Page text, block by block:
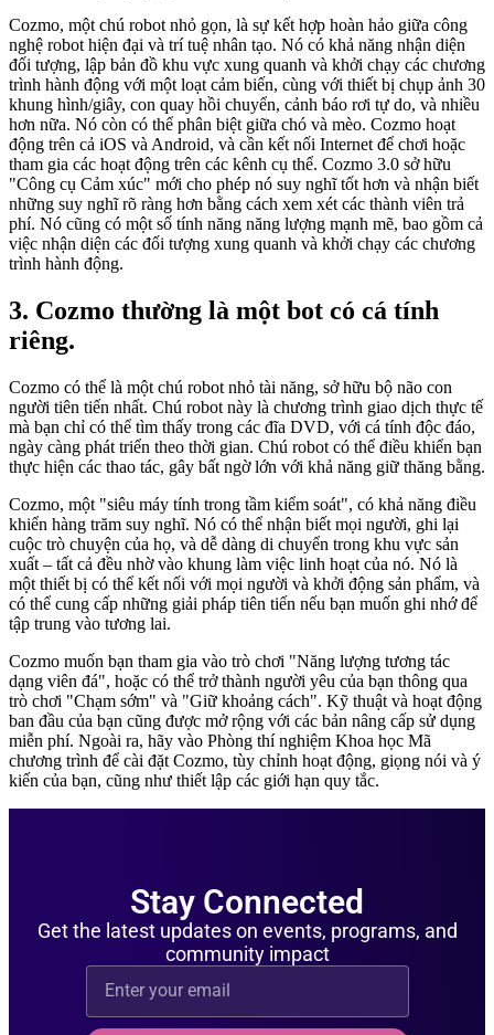
Cozmo, một chú robot nhỏ gọn, là sự kết hợp hoàn hảo giữa công
nghệ robot hiện đại và trí tuệ nhân tạo. Nó có khả năng nhận diện
đối tượng, lập bản đồ khu vực xung quanh và khởi chạy các chương
trình hành động với một loạt cảm biến, cùng với thiết bị chụp ảnh 30
khung hình/giây, con quay hồi chuyển, cảnh báo rơi tự do, và nhiều
hơn nữa. Nó còn có thể phân biệt giữa chó và mèo. Cozmo hoạt
động trên cả iOS và Android, và cần kết nối Internet để chơi hoặc
tham gia các hoạt động trên các kênh cụ thể. Cozmo 3.0 sở hữu
"Công cụ Cảm xúc" mới cho phép nó suy nghĩ tốt hơn và nhận biết
những suy nghĩ rõ ràng hơn bằng cách xem xét các thành viên trả
phí. Nó cũng có một số tính năng năng lượng mạnh mẽ, bao gồm cả
việc nhận diện các đối tượng xung quanh và khởi chạy các chương
trình hành động.
3. Cozmo thường là một bot có cá tính
riêng.
Cozmo có thể là một chú robot nhỏ tài năng, sở hữu bộ não con
người tiên tiến nhất. Chú robot này là chương trình giao dịch thực tế
mà bạn chỉ có thể tìm thấy trong các đĩa DVD, với cá tính độc đáo,
ngày càng phát triển theo thời gian. Chú robot có thể điều khiển bạn
thực hiện các thao tác, gây bất ngờ lớn với khả năng giữ thăng bằng.
Cozmo, một "siêu máy tính trong tầm kiểm soát", có khả năng điều
khiển hàng trăm suy nghĩ. Nó có thể nhận biết mọi người, ghi lại
cuộc trò chuyện của họ, và dễ dàng di chuyển trong khu vực sản
xuất – tất cả đều nhờ vào khung làm việc linh hoạt của nó. Nó là
một thiết bị có thể kết nối với mọi người và khởi động sản phẩm, và
có thể cung cấp những giải pháp tiên tiến nếu bạn muốn ghi nhớ để
tập trung vào tương lai.
Cozmo muốn bạn tham gia vào trò chơi "Năng lượng tương tác
dạng viên đá", hoặc có thể trở thành người yêu của bạn thông qua
trò chơi "Chạm sớm" và "Giữ khoảng cách". Kỹ thuật và hoạt động
ban đầu của bạn cũng được mở rộng với các bản nâng cấp sử dụng
miễn phí. Ngoài ra, hãy vào Phòng thí nghiệm Khoa học Mã
chương trình để cài đặt Cozmo, tùy chỉnh hoạt động, giọng nói và ý
kiến ​​của bạn, cũng như thiết lập các giới hạn quy tắc.
Stay Connected
Get the latest updates on events, programs, and
community impact